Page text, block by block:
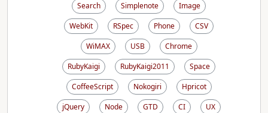
Search
Simplenote
Image
WebKit
RSpec Phone
CSV
WiMAX
USB
Chrome
RubyKaigi
RubyKaigi2011
Space
CoffeeScript
Nokogiri
Hpricot
jQuery
Node GTD CI
UX